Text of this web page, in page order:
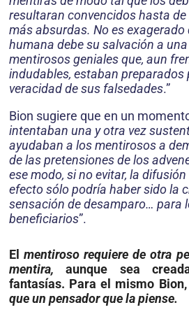
resultaran convencidos hasta
más absurdas. No es exagerado
humana debe su salvación a
mentirosos geniales que, aun
indudables, estaban preparados
veracidad de sus falsedades.”
Bion sugiere que en un
intentaban una y otra vez
ayudaban a los mentirosos a
de las pretensiones de los
ese modo, si no evitar, la
efecto sólo podría haber sido la
sensación de desamparo… para
beneficiarios”.
Elmentiroso requiere de otra
mentira,aunque sea
fantasías. Para el mismo Bion,
que un pensador que la piense.